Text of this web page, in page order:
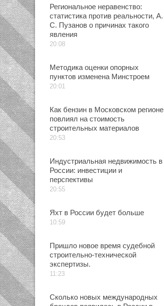
Региональное неравенство:
статистика против реальности, А.
С. Пузанов о причинах такого
явления
20:08
Методика оценки опорных
пунктов изменена Минстроем
20:01
Как бензин в Московском регионе
повлиял на стоимость
строительных материалов
20:53
Индустриальная недвижимость в
России: инвестиции и
перспективы
20:55
Яхт в России будет больше
10:59
Пришло новое время судебной
строительно-технической
экспертизы.
11:23
Сколько новых международных